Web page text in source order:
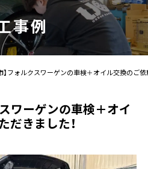
事例
】フォルクスワーゲンの車検＋オイル交換のご
ワーゲンの車検＋オイ
だきました！